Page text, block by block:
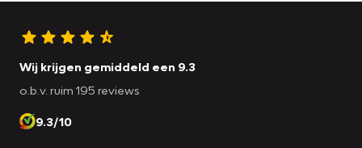
Wij krijgen gemiddeld een 9.3
o.b.v. ruim 195 reviews
9.3/10